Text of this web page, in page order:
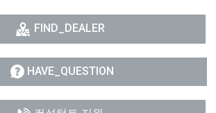
FIND_DEALER
HAVE_QUESTION